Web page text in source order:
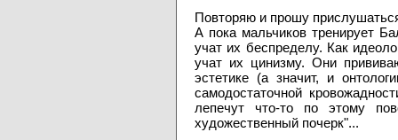
Повторяю и прошу
А пока мальчиков тренирует
учат их беспределу. Как
учат их цинизму. Они
эстетике (а значит, и
самодостаточной
лепечут что-то по этому
художественный почерк"...